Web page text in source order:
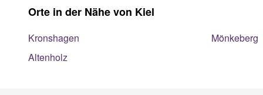
Orte in der Nähe von Kiel
Kronshagen
Mönkeberg
Altenholz